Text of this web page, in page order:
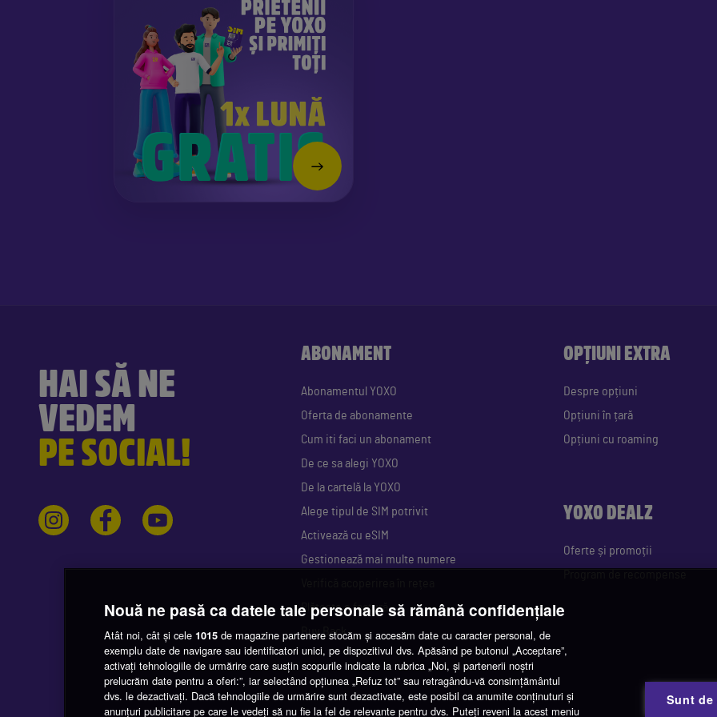
HAI SĂ NE
VEDEM
PE SOCIAL!
ABONAMENT
Abonamentul YOXO
Oferta de abonamente
Cum iti faci un abonament
De ce sa alegi YOXO
De la cartelă la YOXO
Alege tipul de SIM potrivit
Activează cu eSIM
Gestionează mai multe numere
Plătește o factură
Buy Back
OPȚIUNI EXTRA
Despre opțiuni
Opțiuni în țară
Opțiuni cu roaming
YOXO DEALZ
Oferte și promoții
Nouă ne pasă ca datele tale personale să rămână confidențiale
Atât noi, cât și cele 1015 de magazine partenere stocăm și accesăm date cu caracter personal, de
exemplu date de navigare sau identificatori unici, pe dispozitivul dvs. Apăsând pe butonul „Acceptare”,
activați tehnologiile de urmărire care susțin scopurile indicate la rubrica „Noi, și partenerii noștri
prelucrăm date pentru a oferi:”, iar selectând opțiunea „Refuz tot” sau retragându-vă consimțământul
dvs. le dezactivați. Dacă tehnologiile de urmărire sunt dezactivate, este posibil ca anumite conținuturi și
anunțuri publicitare pe care le vedeți să nu fie la fel de relevante pentru dvs. Puteți reveni la acest meniu
Sunt de